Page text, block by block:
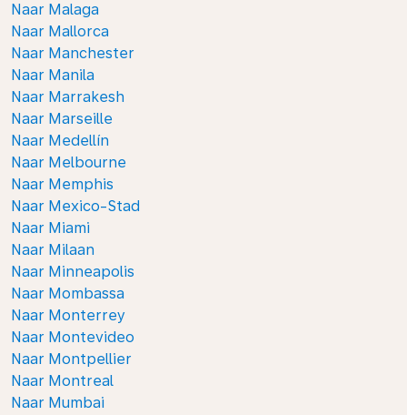
Naar Malaga
Naar Mallorca
Naar Manchester
Naar Manila
Naar Marrakesh
Naar Marseille
Naar Medellín
Naar Melbourne
Naar Memphis
Naar Mexico-Stad
Naar Miami
Naar Milaan
Naar Minneapolis
Naar Mombassa
Naar Monterrey
Naar Montevideo
Naar Montpellier
Naar Montreal
Naar Mumbai